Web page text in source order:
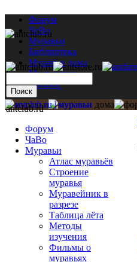
Форум
ЧаВо
Муравьи
Библиотека
Муравьи дома
Мастерская
Каталог
antclub.ru
Форум
ЧаВо
Муравьи
Атлас муравьёв
Строение
муравья
Муравейник в
разрезе
Таблица лёта
Методы
изучения
Фильмы о
муравьях